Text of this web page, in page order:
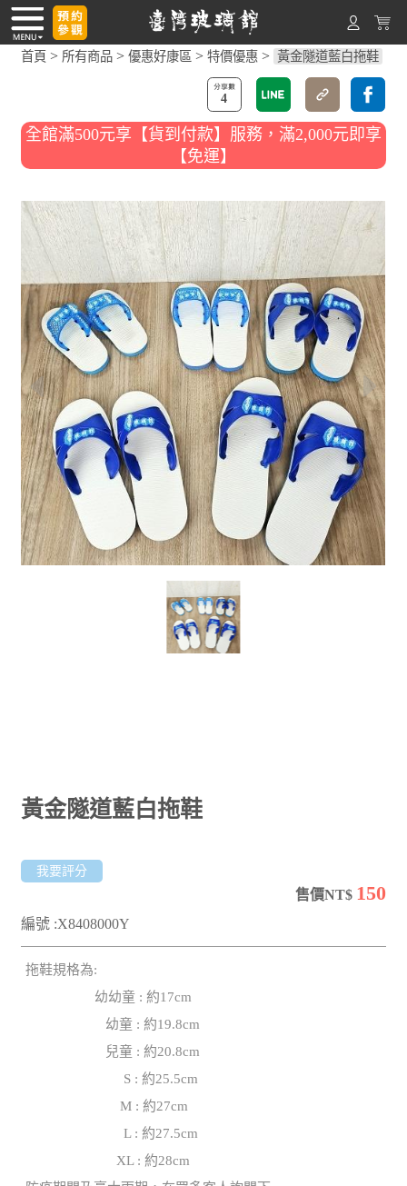
首頁 > 所有商品 >優惠好康區 >特價優惠 > 黃金隧道藍白拖鞋
4
全館滿500元享【貨到付款】服務，滿2,000元即享
【免運】
黃金隧道藍白拖鞋
我要評分
售價NT$ 150
編號 :X8408000Y
拖鞋規格為:
幼幼童 : 約17cm
幼童 : 約19.8cm
兒童 : 約20.8cm
S : 約25.5cm
M : 約27cm
L : 約27.5cm
XL : 約28cm